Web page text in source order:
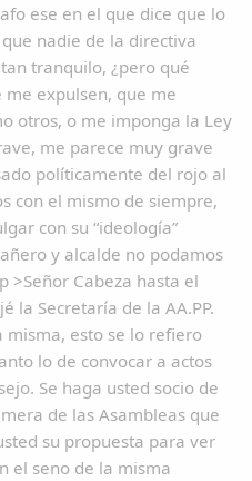
ese en el que dice que lo
que nadie de la directiva
tranquilo, ¿pero qué
expulsen, que me
otros, o me imponga la Ley
me parece muy grave
políticamente del rojo al
con el mismo de siempre,
con su “ideología”
y alcalde no podamos
>Señor Cabeza hasta el
la Secretaría de la AA.PP.
misma, esto se lo refiero
lo de convocar a actos
Se haga usted socio de
de las Asambleas que
su propuesta para ver
el seno de la misma